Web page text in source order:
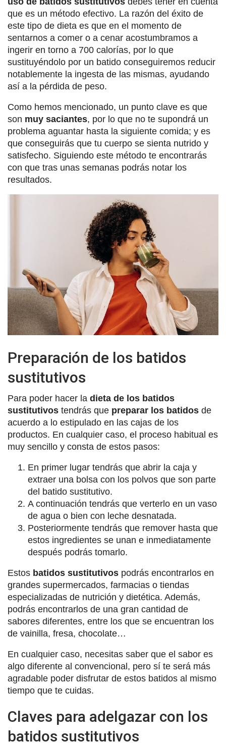
que es un método efectivo. La razón del éxito de
este tipo de dieta es que en el momento de
sentarnos a comer o a cenar acostumbramos a
ingerir en torno a 700 calorías, por lo que
sustituyéndolo por un batido conseguiremos reducir
notablemente la ingesta de las mismas, ayudando
así a la pérdida de peso.
Como hemos mencionado, un punto clave es que
son muy saciantes, por lo que no te supondrá un
problema aguantar hasta la siguiente comida; y es
que conseguirás que tu cuerpo se sienta nutrido y
satisfecho. Siguiendo este método te encontrarás
con que tras unas semanas podrás notar los
resultados.
Preparación de los batidos
sustitutivos
Para poder hacer la dieta de los batidos
sustitutivos tendrás que preparar los batidos de
acuerdo a lo estipulado en las cajas de los
productos. En cualquier caso, el proceso habitual es
muy sencillo y consta de estos pasos:
En primer lugar tendrás que abrir la caja y
extraer una bolsa con los polvos que son parte
del batido sustitutivo.
A continuación tendrás que verterlo en un vaso
de agua o bien con leche desnatada.
Posteriormente tendrás que remover hasta que
estos ingredientes se unan e inmediatamente
después podrás tomarlo.
Estos batidos sustitutivos podrás encontrarlos en
grandes supermercados, farmacias o tiendas
especializadas de nutrición y dietética. Además,
podrás encontrarlos de una gran cantidad de
sabores diferentes, entre los que se encuentran los
de vainilla, fresa, chocolate…
En cualquier caso, necesitas saber que el sabor es
algo diferente al convencional, pero sí te será más
agradable poder disfrutar de estos batidos al mismo
tiempo que te cuidas.
Claves para adelgazar con los
batidos sustitutivos